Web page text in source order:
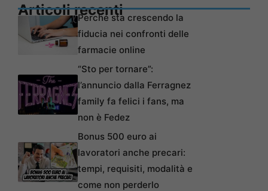
Articoli recentiPerché sta crescendo la
fiducia nei confronti delle
farmacie online
“Sto per tornare”:
l’annuncio dalla Ferragnez
family fa felici i fans, ma
non è Fedez
Bonus 500 euro ai
lavoratori anche precari:
tempi, requisiti, modalità e
come non perderlo